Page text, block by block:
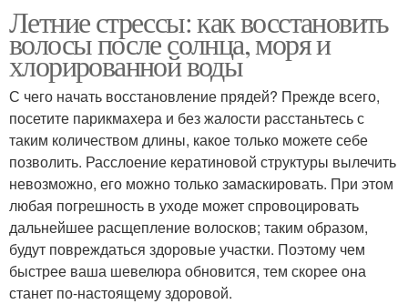
Летние стрессы: как восстановить
волосы после солнца, моря и
хлорированной воды
С чего начать восстановление прядей? Прежде всего,
посетите парикмахера и без жалости расстаньтесь с
таким количеством длины, какое только можете себе
позволить. Расслоение кератиновой структуры вылечить
невозможно, его можно только замаскировать. При этом
любая погрешность в уходе может спровоцировать
дальнейшее расщепление волосков; таким образом,
будут повреждаться здоровые участки. Поэтому чем
быстрее ваша шевелюра обновится, тем скорее она
станет по-настоящему здоровой.